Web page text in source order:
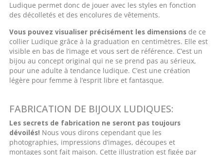
Ludique permet donc de jouer avec les styles en fonction
des décolletés et des encolures de vêtements.
Vous pouvez visualiser précisément les dimensionsde ce
collier Ludique grâce à la graduation en centimètres. Elle est
visible en bas de l’image et vous sert de référence. C’est un
bijou au concept original qui ne se prend pas au sérieux,
pour une adulte à tendance ludique. C’est une création
légère pour femme à l’esprit libre et fantasque.
FABRICATION DE BIJOUX LUDIQUES:
Les secrets de fabrication ne seront pas toujours
dévoilés! Nous vous dirons cependant que les
photographies, impressions d’images, découpes et
montages sont fait maison. Cette illustration est figée par